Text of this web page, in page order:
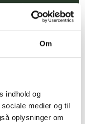
Om
indhold og
medier og til
oplysninger om
du finde regler